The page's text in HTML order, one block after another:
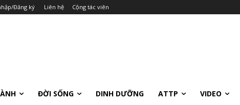
Đăng ký Liên hệ Cộng tác viên
ĐỜI SỐNG DINH DƯỠNG ATTP VIDEO